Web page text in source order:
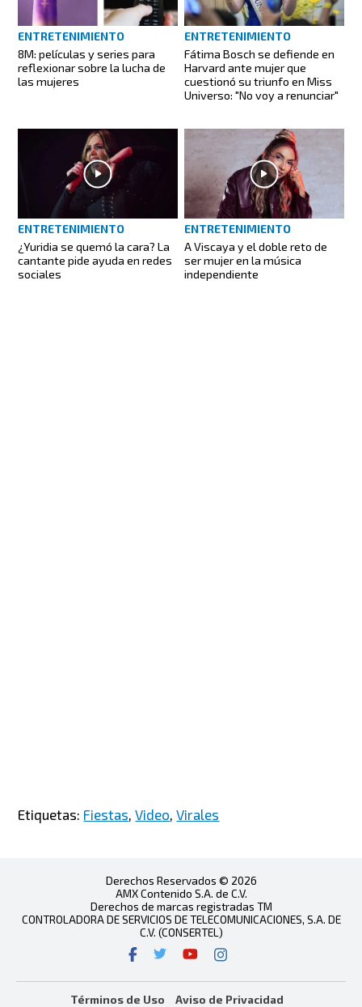
ENTRETENIMIENTO
8M: películas y series para
reflexionar sobre la lucha de
las mujeres
ENTRETENIMIENTO
Fátima Bosch se defiende en
Harvard ante mujer que
cuestionó su triunfo en Miss
Universo: "No voy a renunciar"
ENTRETENIMIENTO
¿Yuridia se quemó la cara? La
cantante pide ayuda en redes
sociales
ENTRETENIMIENTO
A Viscaya y el doble reto de
ser mujer en la música
independiente
Etiquetas: Fiestas,Video,Virales
Derechos Reservados © 2026
AMX Contenido S.A. de C.V.
Derechos de marcas registradas TM
CONTROLADORA DE SERVICIOS DE TELECOMUNICACIONES, S.A. DE
C.V. (CONSERTEL)
Términos de Uso Aviso de Privacidad